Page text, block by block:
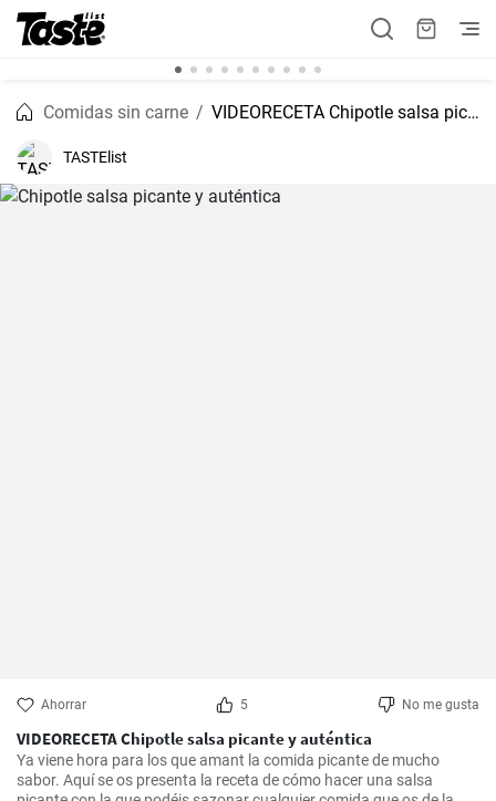
Comidas sin carne VIDEORECETA Chipotle salsa picante y auténtica
TASTElist
Ahorrar 5 No me gusta
VIDEORECETA Chipotle salsa picante y auténtica
Ya viene hora para los que amant la comida picante de mucho
sabor. Aquí se os presenta la receta de cómo hacer una salsa